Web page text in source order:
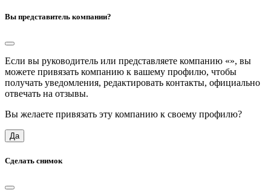
Вы представитель компании?
Если вы руководитель или представляете компанию «», вы
можете привязать компанию к вашему профилю, чтобы
получать уведомления, редактировать контакты, официально
отвечать на отзывы.
Вы желаете привязать эту компанию к своему профилю?
Да
Сделать снимок